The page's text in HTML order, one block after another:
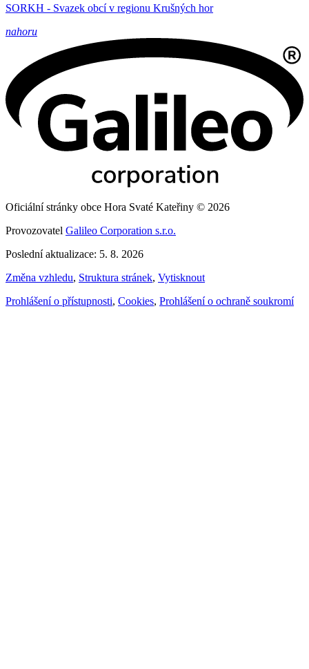
SORKH - Svazek obcí v regionu Krušných hor
nahoru
Oficiální stránky obce Hora Svaté Kateřiny © 2026
Provozovatel Galileo Corporation s.r.o.
Poslední aktualizace: 5. 8. 2026
Změna vzhledu, Struktura stránek, Vytisknout
Prohlášení o přístupnosti, Cookies, Prohlášení o ochraně soukromí